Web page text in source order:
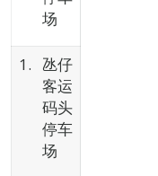
场
氹仔
客运
码头
停车
场